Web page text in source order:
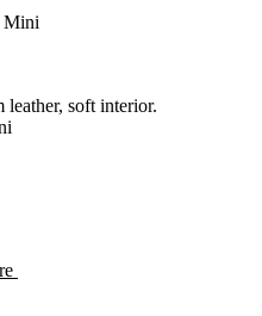
Mini
leather, soft interior.